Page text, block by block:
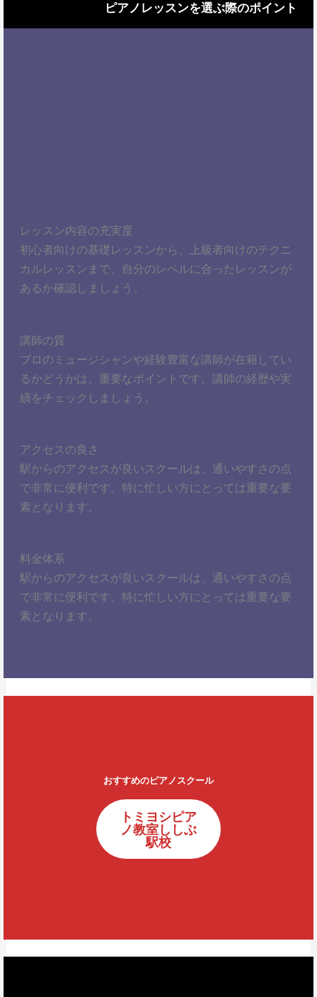
ピアノレッスンを選ぶ際のポイント
レッスン内容の充実度
初心者向けの基礎レッスンから、上級者向けのテクニ
カルレッスンまで、自分のレベルに合ったレッスンが
あるか確認しましょう。
講師の質
プロのミュージシャンや経験豊富な講師が在籍してい
るかどうかは、重要なポイントです。講師の経歴や実
績をチェックしましょう。
アクセスの良さ
駅からのアクセスが良いスクールは、通いやすさの点
で非常に便利です。特に忙しい方にとっては重要な要
素となります。
料金体系
駅からのアクセスが良いスクールは、通いやすさの点
で非常に便利です。特に忙しい方にとっては重要な要
素となります。
おすすめのピアノスクール
トミヨシピア
ノ教室ししぶ
駅校